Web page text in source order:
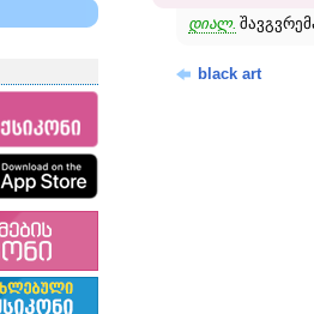
დიალ.
black art